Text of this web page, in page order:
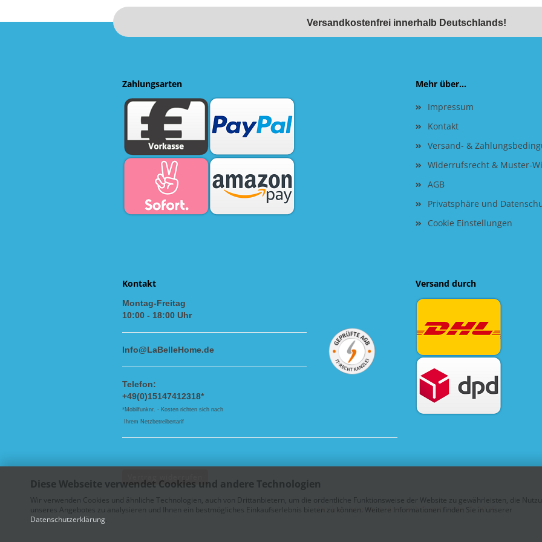
Diese Webseite verwendet Cookies und andere Technologien
Wir verwenden Cookies und ähnliche Technologien, auch von Drittanbietern, um die ordentliche Funktionsweise der Website zu gewährleisten, die
unseres Angebotes zu analysieren und Ihnen ein bestmögliches Einkaufserlebnis bieten zu können. Weitere Informationen finden Sie in unserer
Datenschutzerklärung.
Versandkostenfrei innerhalb Deutschlands!
Zahlungsarten
Mehr über...
Impressum
Kontakt
Versand- &
Widerrufsrecht & Muster-
AGB
Privatsphäre und
Cookie Einstellungen
Kontakt
Montag-Freitag
10:00 - 18:00 Uhr
Info@LaBelleHome.de
Telefon:
+49(0)15147412318*
*Mobilfunknr. - Kosten richten sich nach
Ihrem Netzbetreibertarif
Versand durch
Onlineshop erstellenmit Gambio.de © 2026